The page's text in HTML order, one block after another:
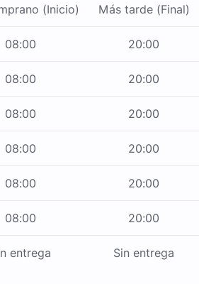
(Inicio) Más tarde (Final)
08:00 20:00
08:00 20:00
08:00 20:00
08:00 20:00
08:00 20:00
08:00 20:00
entrega Sin entrega